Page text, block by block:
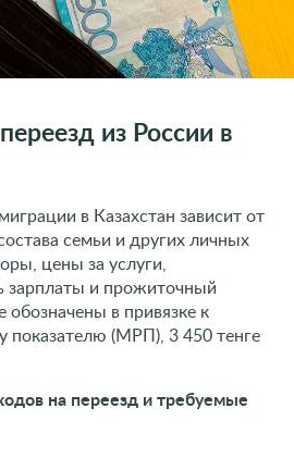
из России в
в Казахстан зависит от
семьи и других личных
цены за услуги,
зарплаты и прожиточный
в привязке к
показателю (МРП), 3 450 тенге
на переезд и требуемые